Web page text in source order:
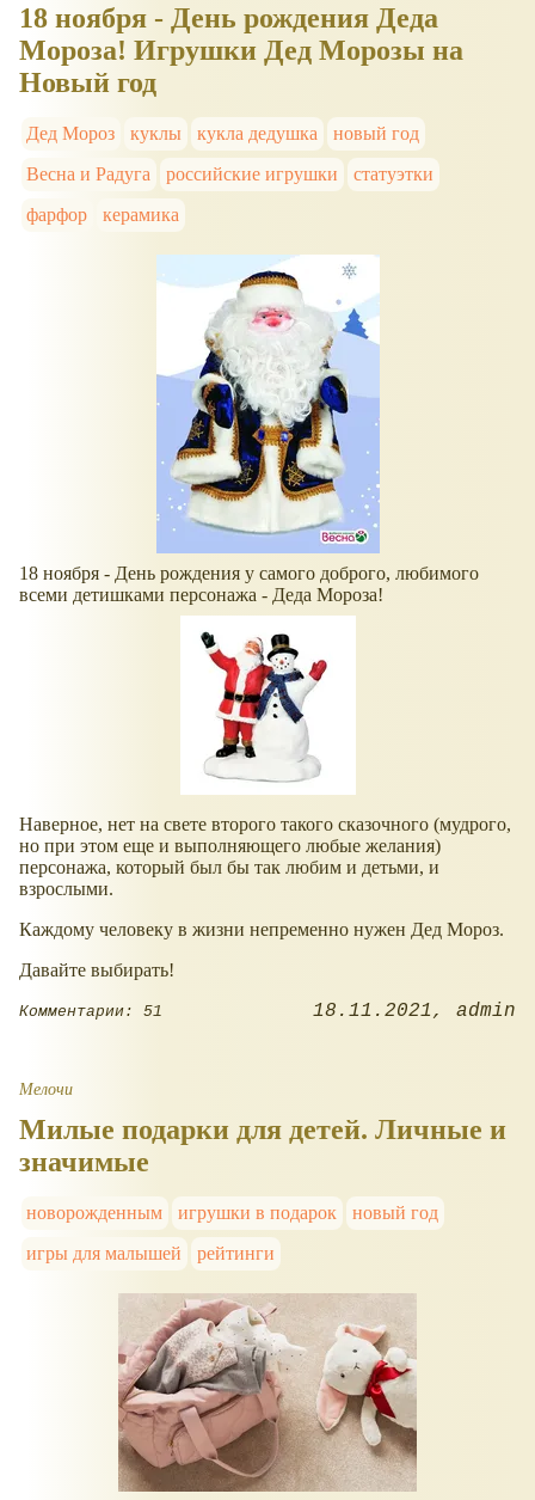
18 ноября - День рождения Деда
Мороза! Игрушки Дед Морозы на
Новый год
Дед Мороз куклы кукла дедушка
новый год
Весна и Радуга
российские игрушки
статуэтки
фарфор
керамика
18 ноября - День рождения у самого доброго, любимого
всеми детишками персонажа - Деда Мороза!
Наверное, нет на свете второго такого сказочного (мудрого,
но при этом еще и выполняющего любые желания)
персонажа, который был бы так любим и детьми, и
взрослыми.
Каждому человеку в жизни непременно нужен Дед Мороз.
Давайте выбирать!
Комментарии: 51 18.11.2021 admin
Мелочи
Милые подарки для детей. Личные и
значимые
новорожденным игрушки в подарок
новый год
игры для малышей
рейтинги